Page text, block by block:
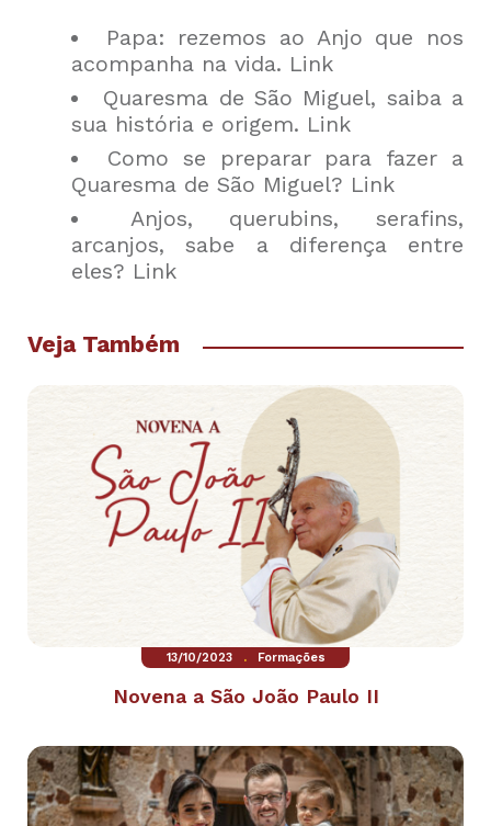
Papa: rezemos ao Anjo que nos
acompanha na vida. Link
Quaresma de São Miguel, saiba a
sua história e origem. Link
Como se preparar para fazer a
Quaresma de São Miguel? Link
Anjos, querubins, serafins,
arcanjos, sabe a diferença entre
eles? Link
Veja Também
13/10/2023 . Formações
Novena a São João Paulo II